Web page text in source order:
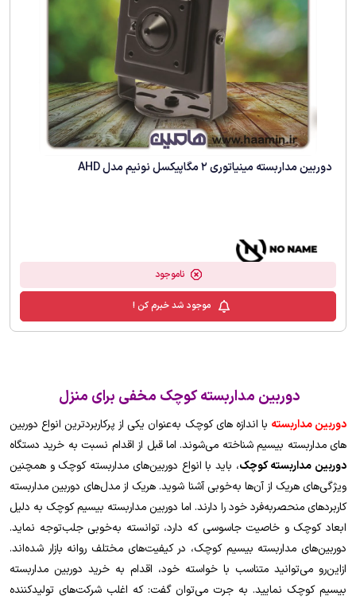
دوربین مداربسته مینیاتوری 2 مگاپیکسل نونیم مدل AHD
ناموجود
موجود شد خبرم کن !
دوربین مداربسته کوچک مخفی برای منزل
دوربین‌ مداربسته با اندازه های کوچک به‌عنوان یکی از پرکاربردترین انواع دوربین‌
های مداربسته بیسیم شناخته می‌شوند. اما قبل از اقدام نسبت به خرید دستگاه
دوربین مداربسته کوچک، باید با انواع دوربین‌های مداربسته کوچک و همچنین
ویژگی‌های هریک از آن‌ها به‌خوبی آشنا شوید. هریک از مدل‌های دوربین مداربسته
کاربردهای منحصربه‌فرد خود را دارند. اما دوربین مداربسته بیسیم کوچک به دلیل
ابعاد کوچک و خاصیت جاسوسی که دارد، توانسته به‌خوبی جلب‌توجه نماید.
دوربین‌های مداربسته بیسیم کوچک، در کیفیت‌های مختلف روانه بازار شده‌اند.
ازاین‌رو می‌توانید متناسب با خواسته خود، اقدام به خرید دوربین مداربسته
بیسیم کوچک نمایید. به جرت می‌توان گفت: که اغلب شرکت‌های تولیدکننده